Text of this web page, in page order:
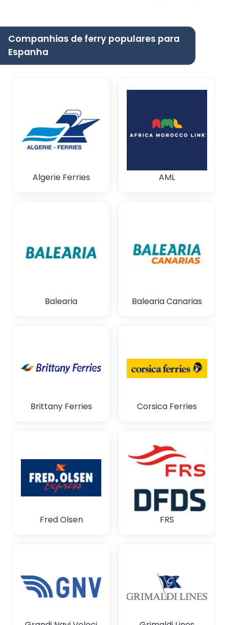
Companhias de ferry populares para
Espanha
Algerie Ferries AML
Balearia Balearia Canarias
Brittany Ferries Corsica Ferries
Fred Olsen FRS